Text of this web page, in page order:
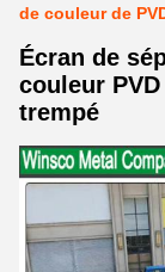
de couleur de
Écran de
couleur
trempé